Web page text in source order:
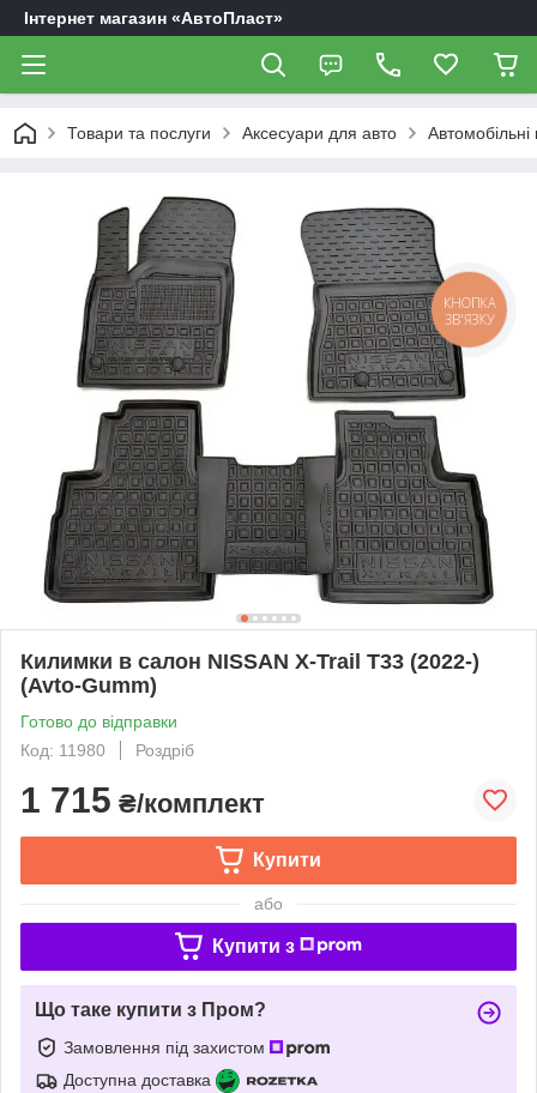
Інтернет магазин «АвтоПласт»
Товари та послуги Аксесуари для авто
Килимки в салон NISSAN X-Trail T33 (2022-)
(Avto-Gumm)
Готово до відправки
Код: 11980
Роздріб
1 715 ₴/комплект
Купити
або
Купити з
Що таке купити з Пром?
Замовлення під захистом
Доступна доставка
КНОПКА
ЗВ'ЯЗКУ